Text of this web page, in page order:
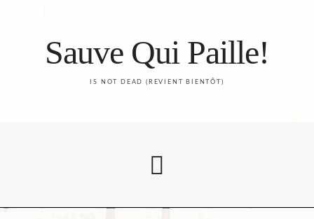
Sauve Qui Paille!
IS NOT DEAD (REVIENT BIENTÔT)